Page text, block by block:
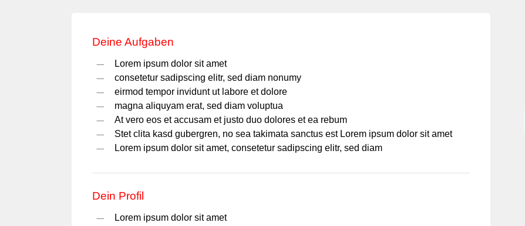
Deine Aufgaben
Lorem ipsum dolor sit amet
consetetur sadipscing elitr, sed diam nonumy
eirmod tempor invidunt ut labore et dolore
magna aliquyam erat, sed diam voluptua
At vero eos et accusam et justo duo dolores et ea rebum
Stet clita kasd gubergren, no sea takimata sanctus est Lorem ipsum dolor sit amet
Lorem ipsum dolor sit amet, consetetur sadipscing elitr, sed diam
Dein Profil
Lorem ipsum dolor sit amet